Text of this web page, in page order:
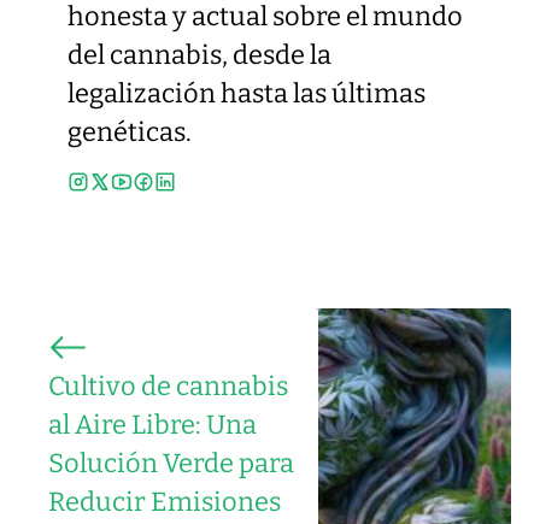
honesta y actual sobre el mundo
del cannabis, desde la
legalización hasta las últimas
genéticas.
Cultivo de cannabis
al Aire Libre: Una
Solución Verde para
Reducir Emisiones